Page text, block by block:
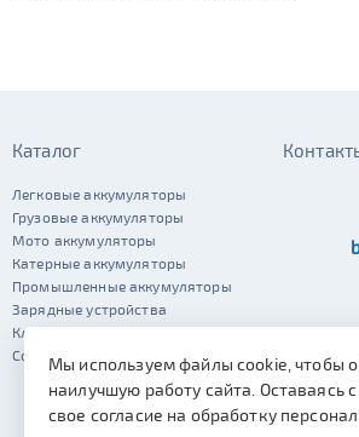
Каталог
Легковые аккумуляторы
Грузовые аккумуляторы
Мото аккумуляторы
Катерные аккумуляторы
Промышленные аккумуляторы
Зарядные устройства
Клеммы
Сопутствующие автотовары
Мы используем файлы cookie, чтобы
наилучшую работу сайта. Оставаясь
свое согласие на обработку